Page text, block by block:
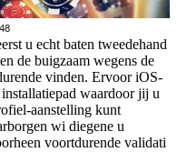
u echt baten tweedehand
de buigzaam wegens de
vinden. Ervoor iOS-
waardoor jij u
aanstelling kunt
wi diegene u
voortdurende validati